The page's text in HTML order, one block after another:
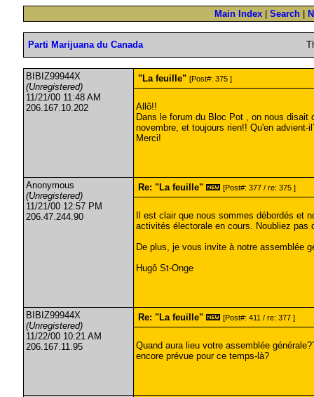
Main Index Search
Parti Marijuana du Canada
BIBIZ99944X
(Unregistered)
11/21/00 11:48 AM
206.167.10.202
"La feuille" [Post#: 375 ]
Allô!!
Dans le forum du Bloc Pot , on nous
novembre, et toujours rien!! Qu'en advient-
Merci!
Anonymous
(Unregistered)
11/21/00 12:57 PM
206.47.244.90
Re: "La feuille" [Post#: 377 / re: 375 ]
Il est clair que nous sommes débordés et
activités électorale en cours. Noubliez pas
De plus, je vous invite à notre assemblée
Hugô St-Onge
BIBIZ99944X
(Unregistered)
11/22/00 10:21 AM
206.167.11.95
Re: "La feuille" [Post#: 411 / re: 377 ]
Quand aura lieu votre assemblée
encore prévue pour ce temps-là?